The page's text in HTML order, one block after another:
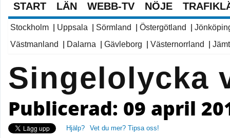
START LÄN WEBB-TV NÖJE
Stockholm Uppsala Sörmland Östergötland
Västmanland
Dalarna Gävleborg Västernorrland
Singelolycka
Publicerad: 09 april
Hjälp? Vet du mer? Tipsa oss!